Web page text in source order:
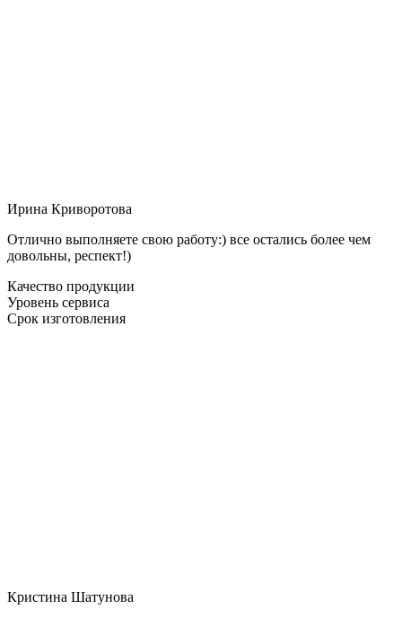
Ирина Криворотова
Отлично выполняете свою работу:) все остались более чем
довольны, респект!)
Качество продукции
Уровень сервиса
Срок изготовления
Кристина Шатунова